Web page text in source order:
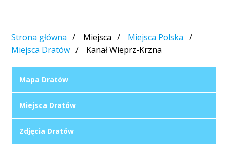
Strona główna Miejsca
Miejsca Polska
Miejsca Dratów
Kanał Wieprz-Krzna
Mapa Dratów
Miejsca Dratów
Zdjęcia Dratów